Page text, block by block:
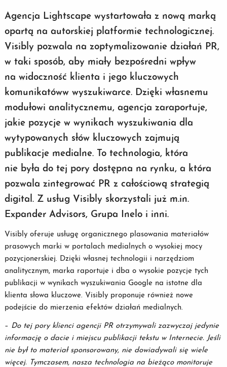
Agencja Lightscape wystartowała z nową marką
opartą na autorskiej platformie technologicznej.
Visibly pozwala na zoptymalizowanie działań PR,
w taki sposób, aby miały bezpośredni wpływ
na widoczność klienta i jego kluczowych
komunikatóww wyszukiwarce. Dzięki własnemu
modułowi analitycznemu, agencja zaraportuje,
jakie pozycje w wynikach wyszukiwania dla
wytypowanych słów kluczowych zajmują
publikacje medialne. To technologia, która
nie była do tej pory dostępna na rynku, a która
pozwala zintegrować PR z całościową strategią
digital. Z usług Visibly skorzystali już m.in.
Expander Advisors, Grupa Inelo i inni.
Visibly oferuje usługę organicznego plasowania materiałów
prasowych marki w portalach medialnych o wysokiej mocy
pozycjonerskiej. Dzięki własnej technologii i narzędziom
analitycznym, marka raportuje i dba o wysokie pozycje tych
publikacji w wynikach wyszukiwania Google na istotne dla
klienta słowa kluczowe. Visibly proponuje również nowe
podejście do mierzenia efektów działań medialnych.
– Do tej pory klienci agencji PR otrzymywali zazwyczaj jedynie
informację o dacie i miejscu publikacji tekstu w Internecie. Jeśli
nie był to materiał sponsorowany, nie dowiadywali się wiele
więcej. Tymczasem, nasza technologia na bieżąco monitoruje